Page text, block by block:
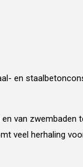
en
van zwembaden
veel herhaling